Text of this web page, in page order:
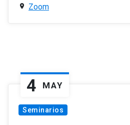
Zoom
4 MAY
Seminarios